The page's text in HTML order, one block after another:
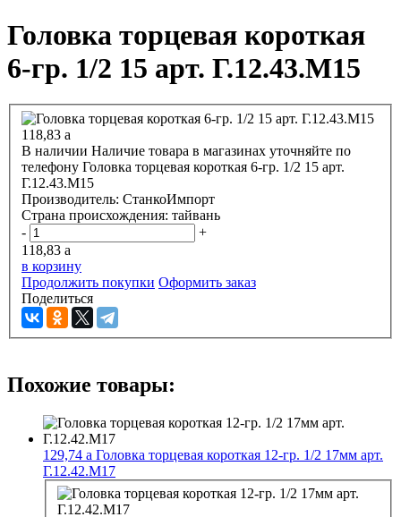
Головка торцевая короткая
6-гр. 1/2 15 арт. Г.12.43.М15
118,83 a
В наличии Наличие товара в магазинах уточняйте по
телефону Головка торцевая короткая 6-гр. 1/2 15 арт.
Г.12.43.М15
Производитель: СтанкоИмпорт
Страна происхождения: тайвань
-
+
118,83 a
в корзину
Продолжить покупки Оформить заказ
Поделиться
Похожие товары:
129,74 a Головка торцевая короткая 12-гр. 1/2 17мм арт.
Г.12.42.М17